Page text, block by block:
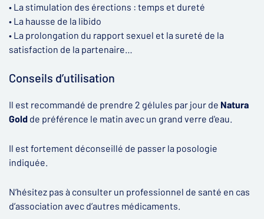
• La stimulation des érections : temps et dureté
• La hausse de la libido
• La prolongation du rapport sexuel et la sureté de la
satisfaction de la partenaire…
Conseils d’utilisation
Il est recommandé de prendre 2 gélules par jour de Natura
Gold de préférence le matin avec un grand verre d'eau.
Il est fortement déconseillé de passer la posologie
indiquée.
N’hésitez pas à consulter un professionnel de santé en cas
d’association avec d’autres médicaments.